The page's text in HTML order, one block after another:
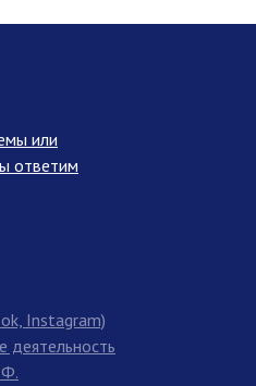
Instagram)
деятельность
или
ответим